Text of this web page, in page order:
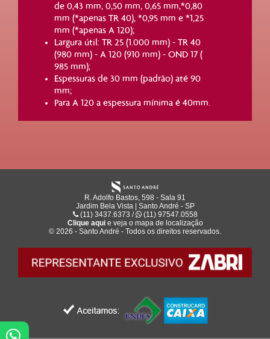
de 0,43 mm, 0,50 mm, 0,65 mm,*0,80
mm (*apenas TR 40), *0,95 mm e *1,25
mm (*apenas A 120);
Largura útil: TR 25 (1.000 mm) - TR 40
(980 mm) - A 120 (910 mm) - OND 17 (
985 mm);
Espessuras de 30 mm (padrão) até 90
mm;
Para A 120 a espessura mínima é 40mm.
R. Adolfo Bastos, 598 - Sala 91
Jardim Bela Vista | Santo André - SP
(11) 3437.6373 /
(11) 97547.0558
Clique aquie veja o mapa de localização
© 2026 - Santo André - Todos os direitos reservados.